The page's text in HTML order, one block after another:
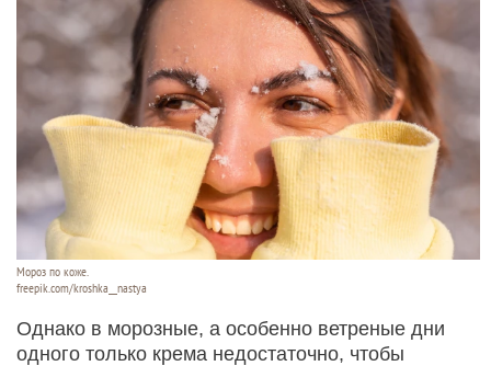
Мороз по коже.
freepik.com/kroshka__nastya
Однако в морозные, а особенно ветреные дни
одного только крема недостаточно, чтобы